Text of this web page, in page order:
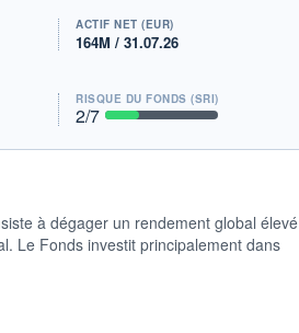
ACTIF NET (EUR)
164M / 31.07.26
RISQUE DU FONDS (SRI)
2/7
à dégager un rendement global élevé
Le Fonds investit principalement dans